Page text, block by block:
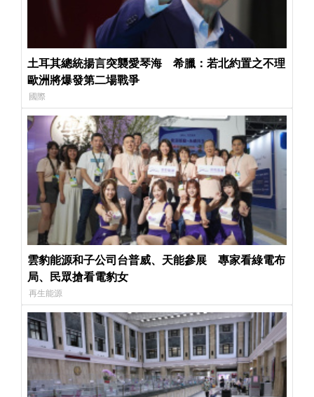
土耳其總統揚言突襲愛琴海 希臘：若北約置之不理
歐洲將爆發第二場戰爭
國際
雲豹能源和子公司台普威、天能參展 專家看綠電布
局、民眾搶看電豹女
再生能源